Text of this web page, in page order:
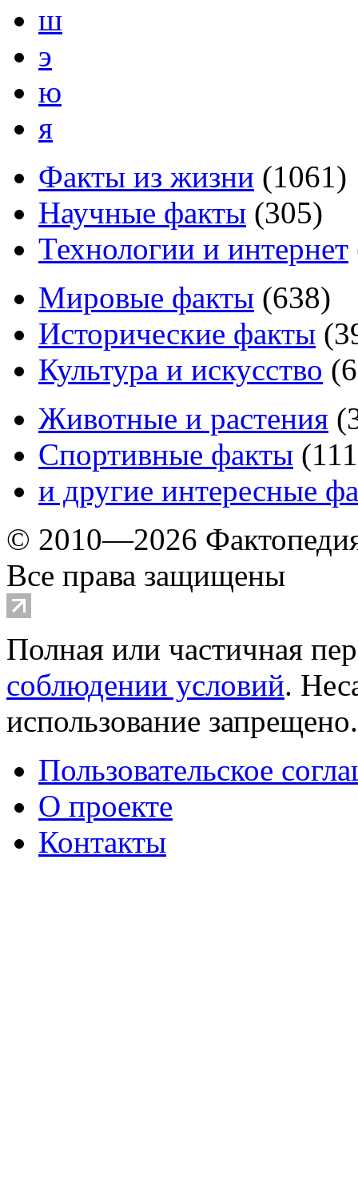
ш
э
ю
я
Факты из жизни (1061)
Научные факты (305)
Технологии и интернет
Мировые факты (638)
Исторические факты (
Культура и искусство (
Животные и растения (
Спортивные факты (111
и другие интересные
© 2010—2026
Все права защищены
Полная или частичная
соблюдении условий.
использование
Пользовательское
О проекте
Контакты